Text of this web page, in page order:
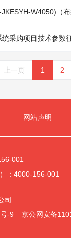
W4050)（
采购项目技术参数
上一页 1 2
网站声明
001
：4000-156-001
司
-9 京公网安备